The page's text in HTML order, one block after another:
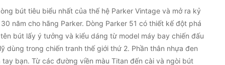
bút tiêu biểu nhất của thế hệ Parker Vintage và mở ra kỷ
năm cho hãng Parker. Dòng Parker 51 có thiết kế đột phá
bút lấy ý tưởng và kiểu dáng từ model máy bay chiến đấu
dùng trong chiến tranh thế giới thứ 2. Phần thân nhựa đen
bạn. Từ các đường viền màu Titan đến cài và ngòi bút